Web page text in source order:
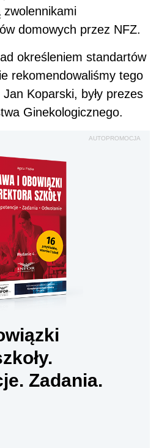
zwolennikami
domowych przez NFZ.
określeniem standartów
rekomendowaliśmy tego
Koparski, były prezes
Ginekologicznego.
AUTOPROMOCJA
Zadania.